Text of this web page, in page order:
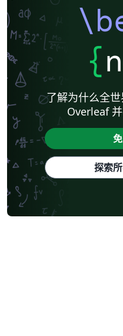
{
了解为什么全
Overleaf 并
探索